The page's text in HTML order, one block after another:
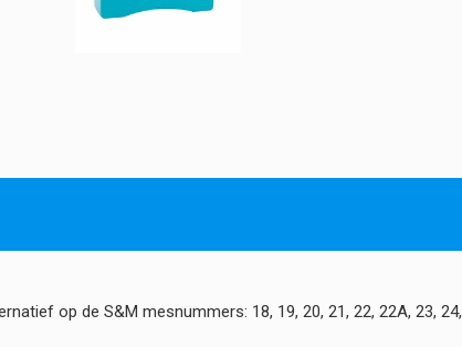
op de S&M mesnummers: 18, 19, 20, 21, 22, 22A, 23,